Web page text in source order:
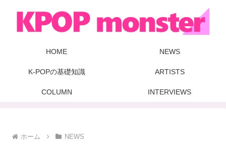
HOME NEWS
K-POPの基礎知識 ARTISTS
COLUMN INTERVIEWS
ホーム NEWS